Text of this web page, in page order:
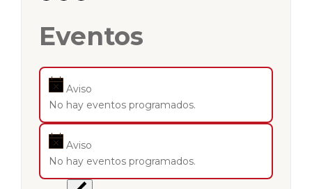
Eventos
Aviso
No hay eventos programados.
Aviso
No hay eventos programados.